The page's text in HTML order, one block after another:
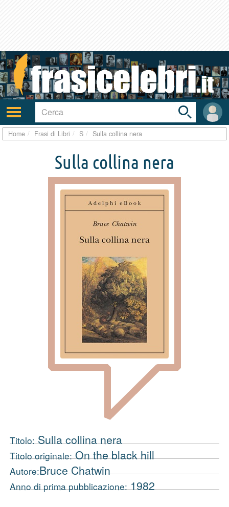
Attiva/disattiva
navigazione
User
area
Toggle
search
bar
Home Frasi di Libri S Sulla collina nera
Sulla collina nera
Titolo:Sulla collina nera
Titolo originale:On the black hill
Autore:Bruce Chatwin
Anno di prima pubblicazione:1982